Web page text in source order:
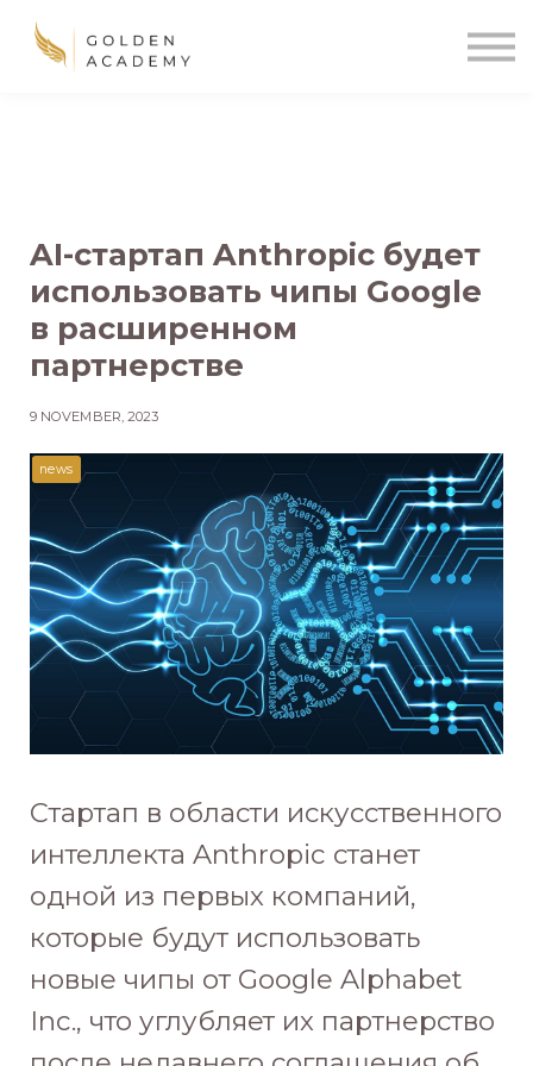
AI-стартап Anthropic будет
использовать чипы Google
в расширенном
партнерстве
9 NOVEMBER, 2023
news
Стартап в области искусственного
интеллекта Anthropic станет
одной из первых компаний,
которые будут использовать
новые чипы от Google Alphabet
Inc., что углубляет их партнерство